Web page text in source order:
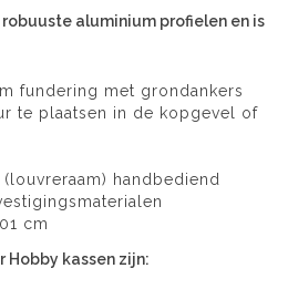
aluminium profielen en is
fundering met grondankers
te plaatsen in de kopgevel of
handbediend
cm
Hobby kassen zijn: